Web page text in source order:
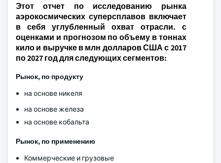
Этот отчет по исследованию рынка
аэрокосмических суперсплавов включает
в себя углубленный охват отрасли. с
оценками и прогнозом по объему в тоннах
кило и выручке в млн долларов США с 2017
по 2027 год для следующих сегментов:
Рынок, по продукту
на основе никеля
на основе железа
на основе кобальта
Рынок, по применению
Коммерческие и грузовые